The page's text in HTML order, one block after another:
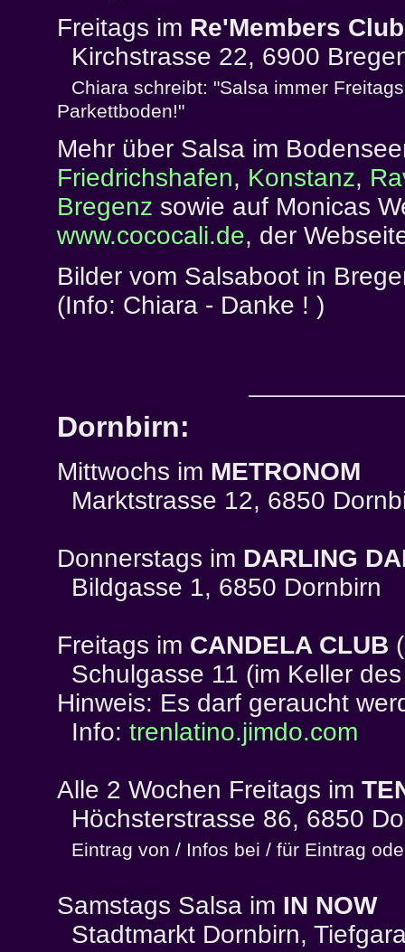
Freitags im Re'Members
Kirchstrasse 22, 6900
Chiara schreibt: "Salsa immer
Parkettboden!"
Mehr über Salsa im
Friedrichshafen, Konstanz,
Bregenz sowie auf Monicas
www.cococali.de, der
Bilder vom Salsaboot in
(Info: Chiara - Danke ! )
Dornbirn:
Mittwochs im METRONOM
Marktstrasse 12, 6850
Donnerstags im DARLING
Bildgasse 1, 6850 Dornbirn
Freitags im CANDELA CLUB
Schulgasse 11 (im Keller
Hinweis: Es darf geraucht
Info: trenlatino.jimdo.com
Alle 2 Wochen Freitags im
Höchsterstrasse 86, 6850
Eintrag von / Infos bei / für Eintrag
Samstags Salsa im IN NOW
Stadtmarkt Dornbirn,